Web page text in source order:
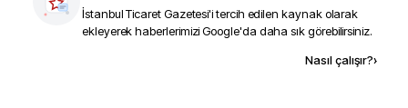
İstanbul Ticaret Gazetesi'i tercih edilen kaynak olarak
ekleyerek haberlerimizi Google'da daha sık görebilirsiniz.
Nasıl çalışır?›